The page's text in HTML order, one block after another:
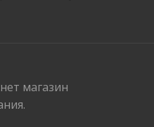
магазин